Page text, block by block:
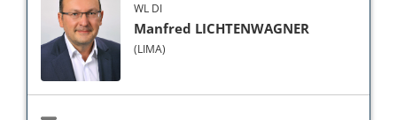
WL DI
Manfred LICHTENWAGNER
(LIMA)